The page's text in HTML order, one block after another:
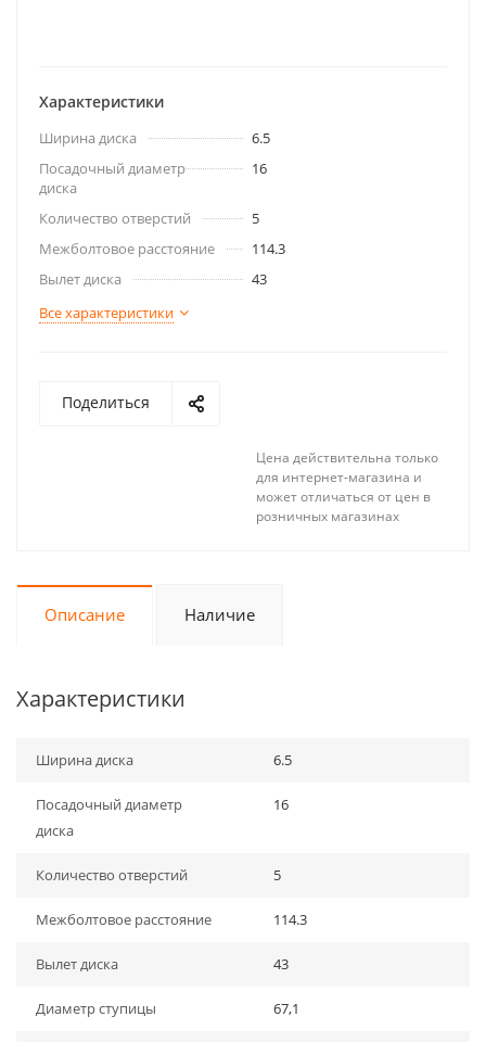
Характеристики
Ширина диска
6.5
Посадочный диаметр
диска
16
Количество отверстий
5
Межболтовое расстояние
114.3
Вылет диска
43
Все характеристики
Поделиться
Цена действительна только
для интернет-магазина и
может отличаться от цен в
розничных магазинах
Описание Наличие
Характеристики
Ширина диска 6.5
Посадочный диаметр
диска
16
Количество отверстий 5
Межболтовое расстояние 114.3
Вылет диска 43
Диаметр ступицы 67,1